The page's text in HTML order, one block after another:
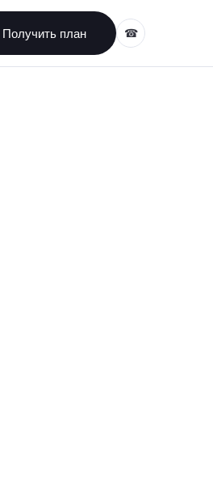
Получить план ☎